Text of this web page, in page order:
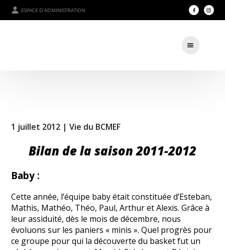
ESPACE D'ADMINISTRATION
1 juillet 2012 |Vie du BCMEF
Bilan de la saison 2011-2012
Baby :
Cette année, l’équipe baby était constituée d’Esteban,
Mathis, Mathéo, Théo, Paul, Arthur et Alexis. Grâce à
leur assiduité, dès le mois de décembre, nous
évoluons sur les paniers « minis ». Quel progrès pour
ce groupe pour qui la découverte du basket fut un